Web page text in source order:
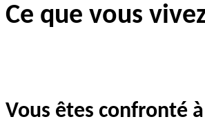
Ce que vous
Vous êtes confronté